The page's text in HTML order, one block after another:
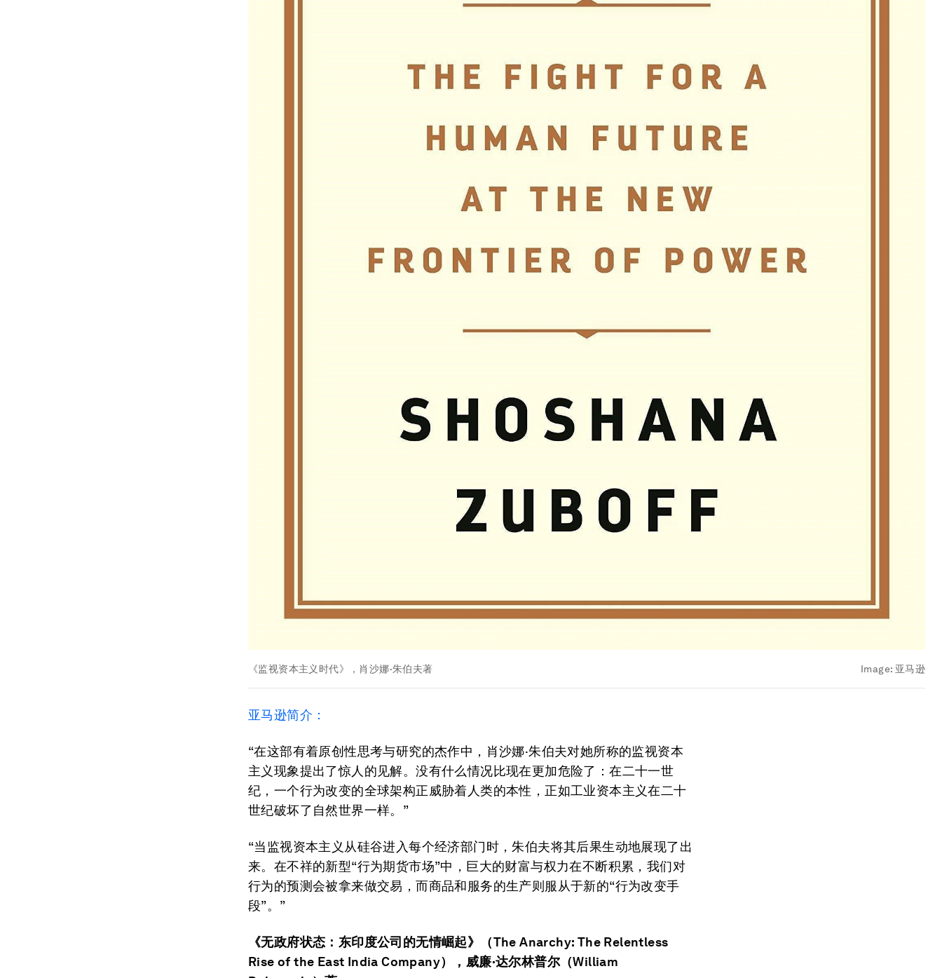
《监视资本主义时代》，肖沙娜·朱伯夫著 Image: 亚马逊
亚马逊简介：
“在这部有着原创性思考与研究的杰作中，肖沙娜·朱伯夫对她所称的监视资本
主义现象提出了惊人的见解。没有什么情况比现在更加危险了：在二十一世
纪，一个行为改变的全球架构正威胁着人类的本性，正如工业资本主义在二十
世纪破坏了自然世界一样。”
“当监视资本主义从硅谷进入每个经济部门时，朱伯夫将其后果生动地展现了出
来。在不祥的新型“行为期货市场”中，巨大的财富与权力在不断积累，我们对
行为的预测会被拿来做交易，而商品和服务的生产则服从于新的“行为改变手
段”。”
《无政府状态：东印度公司的无情崛起》（The Anarchy: The Relentless
Rise of the East India Company），威廉·达尔林普尔（William